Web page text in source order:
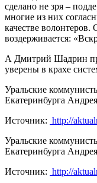
сделано не зря –
многие из них
качестве
воздерживается:
А Дмитрий Шадрин
уверены в крахе
Уральские
Екатеринбурга
Источник: http://
Уральские
Екатеринбурга
Источник: http://